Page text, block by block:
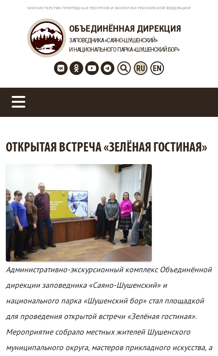
МИНИСТЕРСТВО ПРИРОДНЫХ РЕСУРСОВ И ЭКОЛОГИИ РОССИЙСКОЙ ФЕДЕРАЦИИ
ОБЪЕДИНЁННАЯ ДИРЕКЦИЯ
ЗАПОВЕДНИКА «САЯНО-ШУШЕНСКИЙ»
И НАЦИОНАЛЬНОГО ПАРКА «ШУШЕНСКИЙ БОР»
RU EN
ОТКРЫТАЯ ВСТРЕЧА «ЗЕЛЁНАЯ ГОСТИНАЯ»
Административно-экскурсионный комплекс Объединённой
дирекции заповедника «Саяно-Шушенский» и
национального парка «Шушенский бор» стал площадкой
для проведения открытой встречи «Зелёная гостиная».
Мероприятие собрало местных жителей Шушенского
муниципального округа, мастеров прикладного искусства, а